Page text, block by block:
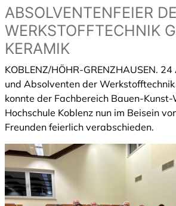
ABSOLVENTENFEIER
WERKSTOFFTECHNIK
KERAMIK
KOBLENZ/HÖHR-GRENZHAUSEN.
und Absolventen der
konnte der Fachbereich Bauen-
Hochschule Koblenz nun im Beisein
Freunden feierlich verabschieden.